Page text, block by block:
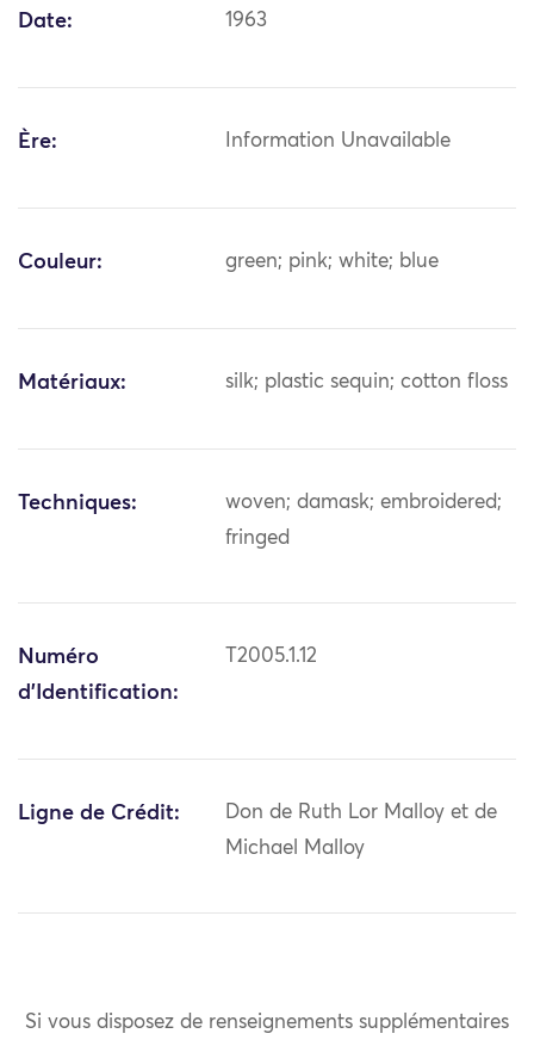
Date: 1963
Ère: Information Unavailable
Couleur: green; pink; white; blue
Matériaux: silk; plastic sequin; cotton floss
Techniques:
woven; damask; embroidered;
fringed
Numéro
d'Identification:
T2005.1.12
Ligne de Crédit:
Don de Ruth Lor Malloy et de
Michael Malloy
Si vous disposez de renseignements supplémentaires